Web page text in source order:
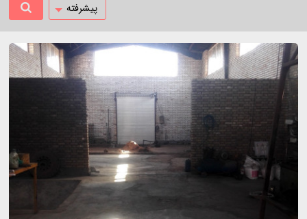
پیشرفته